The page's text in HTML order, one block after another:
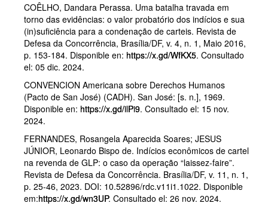
COÊLHO, Dandara Perassa. Uma batalha travada em
torno das evidências: o valor probatório dos indícios e sua
(in)suficiência para a condenação de carteis. Revista de
Defesa da Concorrência, Brasília/DF, v. 4, n. 1, Maio 2016,
p. 153-184. Disponible en: https://x.gd/WfKX5. Consultado
el: 05 dic. 2024.
CONVENCION Americana sobre Derechos Humanos
(Pacto de San José) (CADH). San José: [s. n.], 1969.
Disponible en: https://x.gd/ilPi9. Consultado el: 15 nov.
2024.
FERNANDES, Rosangela Aparecida Soares; JESUS
JÚNIOR, Leonardo Bispo de. Indícios econômicos de cartel
na revenda de GLP: o caso da operação “laissez-faire”.
Revista de Defesa da Concorrência. Brasília/DF, v. 11, n. 1,
p. 25-46, 2023. DOI: 10.52896/rdc.v11i1.1022. Disponible
em:https://x.gd/wn3UP. Consultado el: 26 nov. 2024.